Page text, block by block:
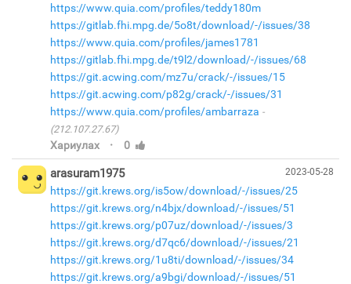
https://www.quia.com/profiles/teddy180m
https://gitlab.fhi.mpg.de/5o8t/download/-/issues/38
https://www.quia.com/profiles/james1781
https://gitlab.fhi.mpg.de/t9l2/download/-/issues/68
https://git.acwing.com/mz7u/crack/-/issues/15
https://git.acwing.com/p82g/crack/-/issues/31
https://www.quia.com/profiles/ambarraza
(212.107.27.67)
Хариулах · 0
2023-05-28
arasuram1975
https://git.krews.org/is5ow/download/-/issues/25
https://git.krews.org/n4bjx/download/-/issues/51
https://git.krews.org/p07uz/download/-/issues/3
https://git.krews.org/d7qc6/download/-/issues/21
https://git.krews.org/1u8ti/download/-/issues/34
https://git.krews.org/a9bgi/download/-/issues/51